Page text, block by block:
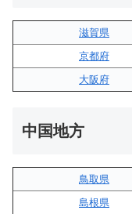
滋賀県
京都府
大阪府
中国地方
鳥取県
島根県